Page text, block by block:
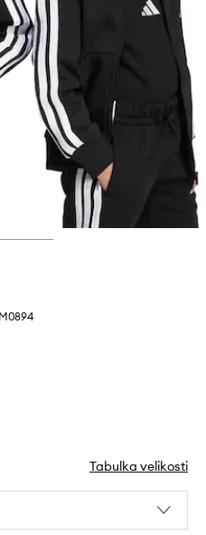
Tabulka velikosti